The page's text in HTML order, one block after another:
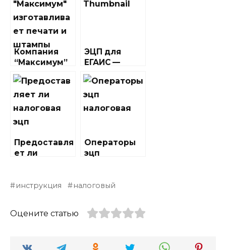
Компания
“Максимум”
изготавлива
ет печати и
штампы
ЭЦП для
ЕГАИС —
порядок
получения
Предоставля
ет ли
Операторы
эцп
инструкция налоговый
Оцените статью